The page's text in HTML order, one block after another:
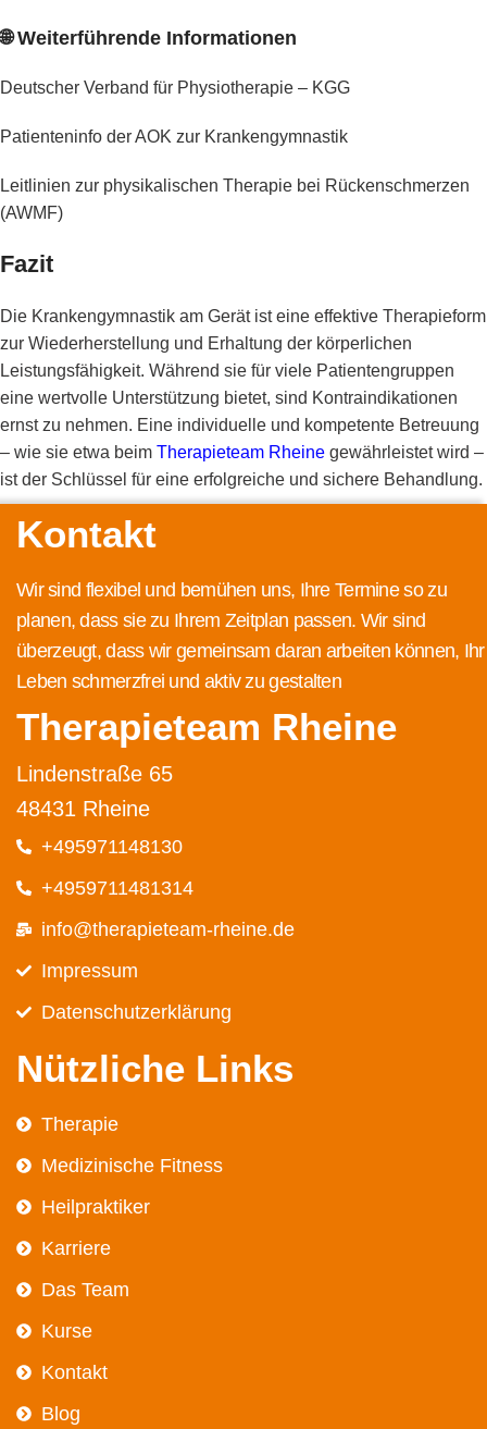
🌐Weiterführende Informationen
Deutscher Verband für Physiotherapie – KGG
Patienteninfo der AOK zur Krankengymnastik
Leitlinien zur physikalischen Therapie bei Rückenschmerzen
(AWMF)
Fazit
Die Krankengymnastik am Gerät ist eine effektive Therapieform
zur Wiederherstellung und Erhaltung der körperlichen
Leistungsfähigkeit. Während sie für viele Patientengruppen
eine wertvolle Unterstützung bietet, sind Kontraindikationen
ernst zu nehmen. Eine individuelle und kompetente Betreuung
– wie sie etwa beim Therapieteam Rheine gewährleistet wird –
ist der Schlüssel für eine erfolgreiche und sichere Behandlung.
Kontakt
Wir sind flexibel und bemühen uns, Ihre Termine so zu
planen, dass sie zu Ihrem Zeitplan passen. Wir sind
überzeugt, dass wir gemeinsam daran arbeiten können, Ihr
Leben schmerzfrei und aktiv zu gestalten
Therapieteam Rheine
Lindenstraße 65
48431 Rheine
+495971148130
+4959711481314
info@therapieteam-rheine.de
Impressum
Datenschutz­erklärung
Nützliche Links
Therapie
Medizinische Fitness
Heilpraktiker
Karriere
Das Team
Kurse
Kontakt
Blog